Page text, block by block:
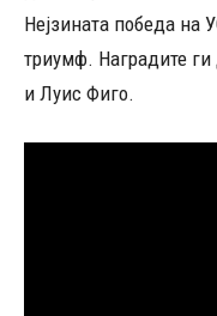
Нејзината победа на
триумф. Наградите
и Луис Фиго.